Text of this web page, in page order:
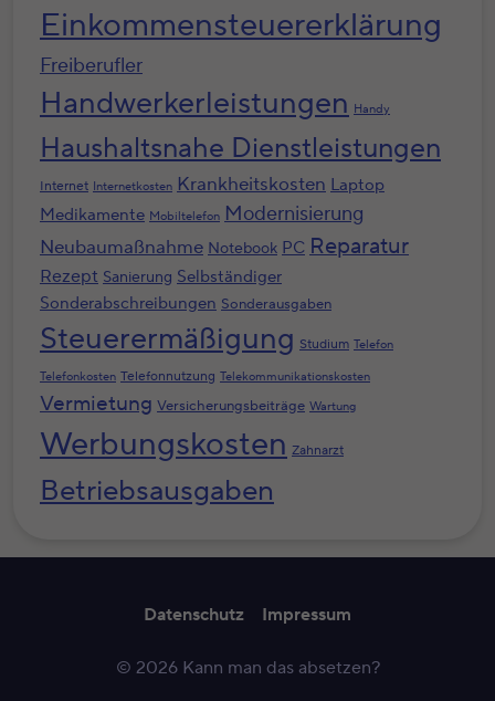
Einkommensteuererklärung
Freiberufler
Handwerkerleistungen Handy
Haushaltsnahe Dienstleistungen
Internet Internetkosten Krankheitskosten Laptop
Medikamente Mobiltelefon Modernisierung
Neubaumaßnahme Notebook PC Reparatur
Rezept Sanierung Selbständiger
Sonderabschreibungen Sonderausgaben
Steuerermäßigung Studium Telefon
Telefonkosten Telefonnutzung Telekommunikationskosten
Vermietung Versicherungsbeiträge Wartung
Werbungskosten Zahnarzt
Betriebsausgaben
Datenschutz Impressum
© 2026 Kann man das absetzen?